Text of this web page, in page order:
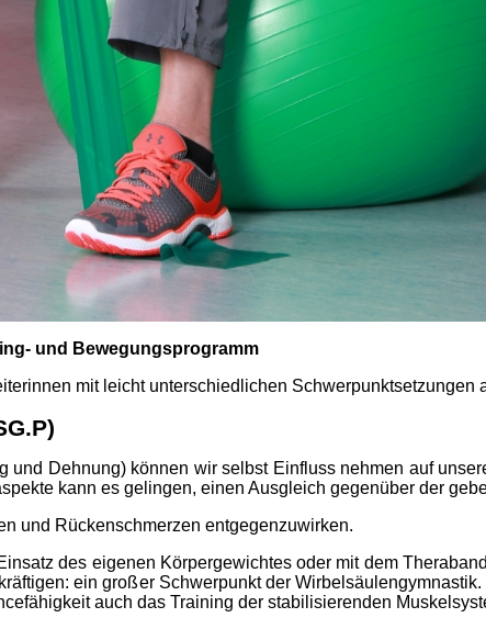
und Bewegungsprogramm
mit leicht unterschiedlichen Schwerpunktsetzungen
und Dehnung) können wir selbst Einfluss nehmen auf
kann es gelingen, einen Ausgleich gegenüber der
und Rückenschmerzen entgegenzuwirken.
des eigenen Körpergewichtes oder mit dem
ein großer Schwerpunkt der
auch das Training der stabilisierenden